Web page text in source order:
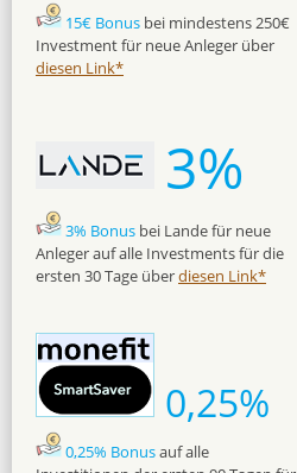
15€ Bonus bei mindestens 250€
Investment für neue Anleger über
diesen Link*
3%
3% Bonus bei Lande für neue
Anleger auf alle Investments für die
ersten 30 Tage überdiesen Link*
0,25%
0,25% Bonusauf alle